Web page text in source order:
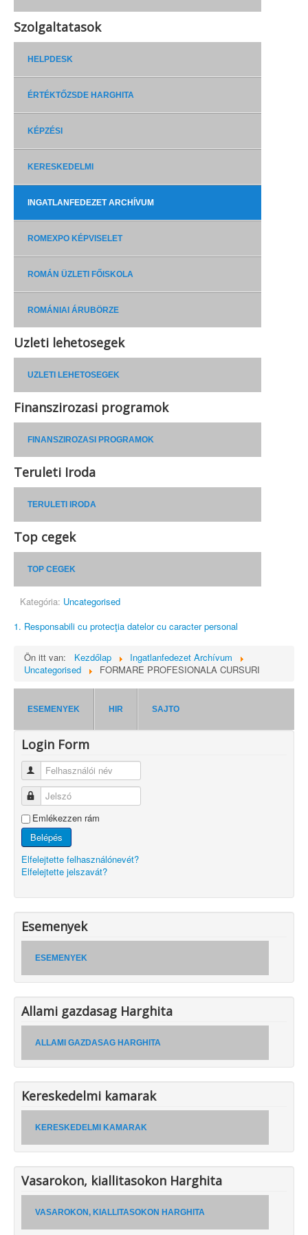
Szolgaltatasok
HELPDESK
ÉRTÉKTŐZSDE HARGHITA
KÉPZÉSI
KERESKEDELMI
INGATLANFEDEZET ARCHÍVUM
ROMEXPO KÉPVISELET
ROMÁN ÜZLETI FŐISKOLA
ROMÁNIAI ÁRUBÖRZE
Uzleti lehetosegek
UZLETI LEHETOSEGEK
Finanszirozasi programok
FINANSZIROZASI PROGRAMOK
Teruleti Iroda
TERULETI IRODA
Top cegek
TOP CEGEK
Kategória: Uncategorised
1. Responsabili cu protecţia datelor cu caracter personal
Ön itt van: Kezdőlap
Ingatlanfedezet Archívum
Uncategorised
FORMARE PROFESIONALA CURSURI
ESEMENYEK HIR SAJTO
Login Form
Felhasználói név
Jelszó
Emlékezzen rám
Belépés
Elfelejtette felhasználónevét?
Elfelejtette jelszavát?
Esemenyek
ESEMENYEK
Allami gazdasag Harghita
ALLAMI GAZDASAG HARGHITA
Kereskedelmi kamarak
KERESKEDELMI KAMARAK
Vasarokon, kiallitasokon Harghita
VASAROKON, KIALLITASOKON HARGHITA